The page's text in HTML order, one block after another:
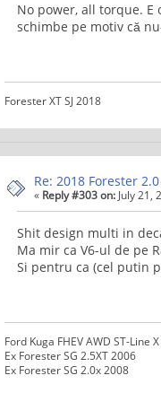
No power, all torque. E
schimbe pe motiv că
Forester XT SJ 2018
Re: 2018 Forester 2.0
« Reply #303 on: July 21,
Shit design multi in
Ma mir ca V6-ul de pe
Si pentru ca (cel putin
Ford Kuga FHEV AWD ST-Line
Ex Forester SG 2.5XT 2006
Ex Forester SG 2.0x 2008